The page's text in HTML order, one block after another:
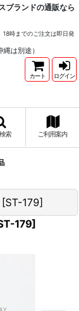
ブランドの通販なら
18時までのご注文は即日発
は別途）
カート ログイン
索 ご利用案内
[ST-179]
179]